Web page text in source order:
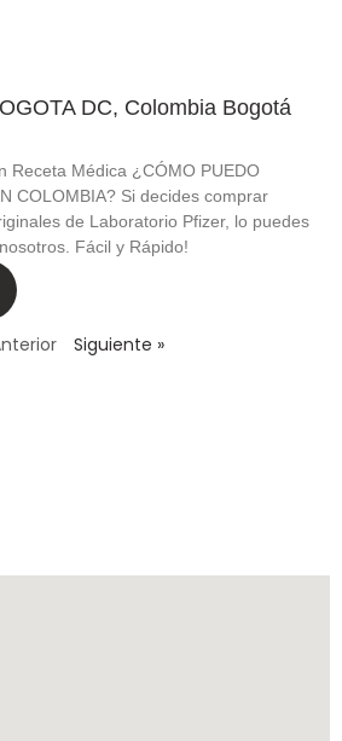
DC, Colombia Bogotá
Receta Médica ¿CÓMO PUEDO
COLOMBIA? Si decides comprar
de Laboratorio Pfizer, lo puedes
Fácil y Rápido!
Siguiente »